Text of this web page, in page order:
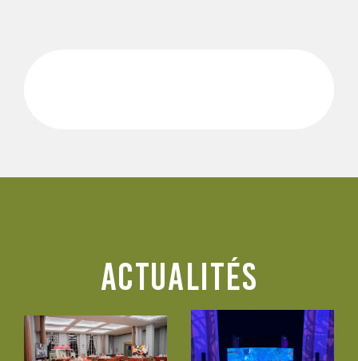
ACTUALITéS